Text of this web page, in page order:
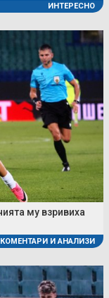
ИНТЕРЕСНО
му взривиха
КОМЕНТАРИ И АНАЛИЗИ